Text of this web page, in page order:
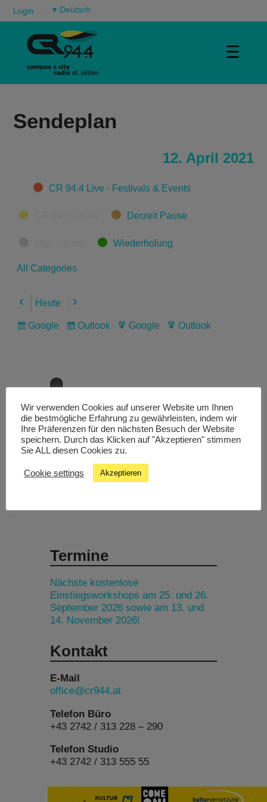
Login ▾
☰
Sendeplan
12. April 2021
CategoriesCR 94.4 Live - Festivals & Events
Derzeit Pause
Wiederholung
All Categories
Previous
Heute Next
Subscribe
Google
Subscribe
Outlook
Export
Google
Export
Outlook
Livestream
Studiochat
Termine
Nächste kostenlose
Einstiegsworkshops am 25. und 26.
September 2026 sowie am 13. und
14. November 2026!
Kontakt
E-Mail
office@cr944.at
Telefon Büro
+43 2742 / 313 228 – 290
Telefon Studio
+43 2742 / 313 555 55
Wir verwenden Cookies auf unserer Website um Ihnen
die bestmögliche Erfahrung zu gewährleisten, indem wir
Ihre Präferenzen für den nächsten Besuch der Website
speichern. Durch das Klicken auf "Akzeptieren" stimmen
Sie ALL diesen Cookies zu.
Cookie settings Akzeptieren